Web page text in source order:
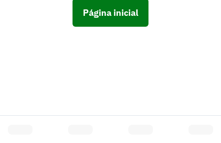
Página inicial